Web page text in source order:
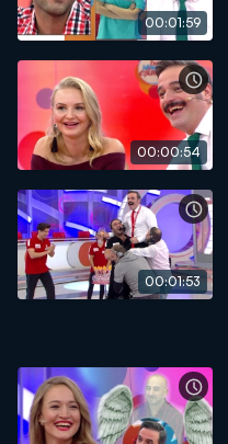
00:01:59
00:00:54
00:01:53